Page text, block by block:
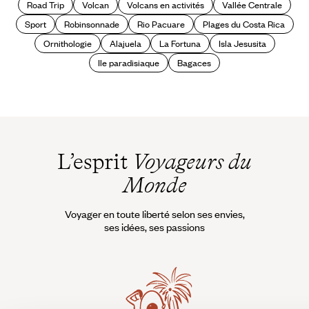
Road Trip Volcan Volcans en activités
Vallée Centrale
Sport
Robinsonnade Rio Pacuare
Plages du Costa Rica
Ornithologie
Alajuela La Fortuna
Isla Jesusita
Ile paradisiaque
Bagaces
L’esprit Voyageurs du
Monde
Voyager en toute liberté selon ses envies,
ses idées, ses passions